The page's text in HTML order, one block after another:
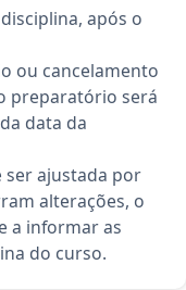
após o
ou cancelamento
preparatório será
data da
ajustada por
alterações, o
a informar as
do curso.